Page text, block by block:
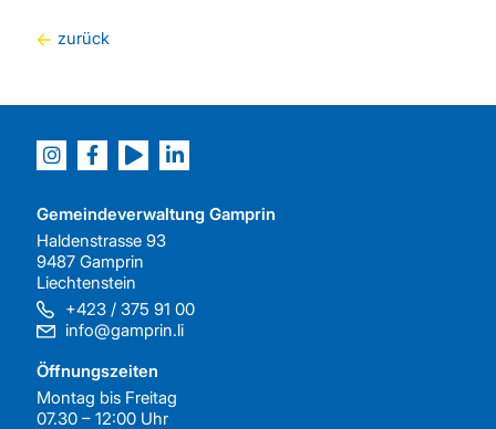
zurück
Gemeindeverwaltung Gamprin
Haldenstrasse 93
9487 Gamprin
Liechtenstein
+423 / 375 91 00
info@gamprin.li
Öffnungszeiten
Montag bis Freitag
07.30 – 12:00 Uhr